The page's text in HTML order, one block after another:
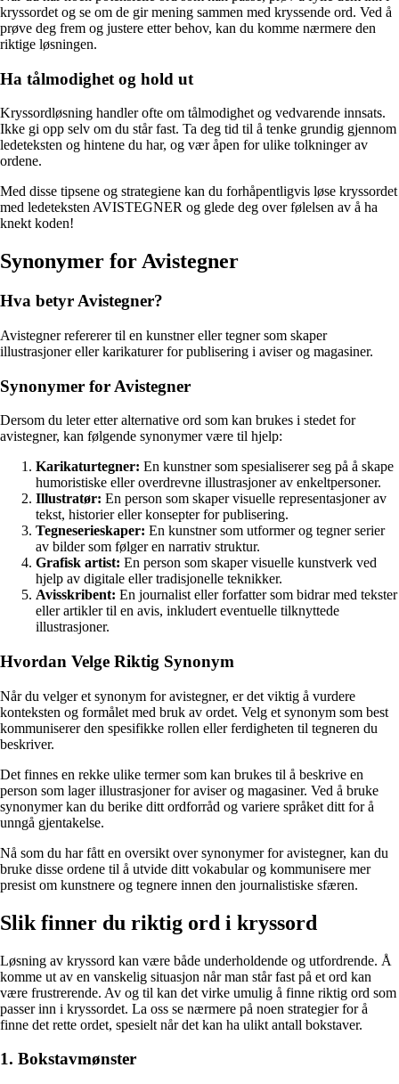
kryssordet og se om de gir mening sammen med kryssende ord. Ved å
prøve deg frem og justere etter behov, kan du komme nærmere den
riktige løsningen.
Ha tålmodighet og hold ut
Kryssordløsning handler ofte om tålmodighet og vedvarende innsats.
Ikke gi opp selv om du står fast. Ta deg tid til å tenke grundig gjennom
ledeteksten og hintene du har, og vær åpen for ulike tolkninger av
ordene.
Med disse tipsene og strategiene kan du forhåpentligvis løse kryssordet
med ledeteksten AVISTEGNER og glede deg over følelsen av å ha
knekt koden!
Synonymer for Avistegner
Hva betyr Avistegner?
Avistegner refererer til en kunstner eller tegner som skaper
illustrasjoner eller karikaturer for publisering i aviser og magasiner.
Synonymer for Avistegner
Dersom du leter etter alternative ord som kan brukes i stedet for
avistegner, kan følgende synonymer være til hjelp:
Karikaturtegner: En kunstner som spesialiserer seg på å skape
humoristiske eller overdrevne illustrasjoner av enkeltpersoner.
Illustratør: En person som skaper visuelle representasjoner av
tekst, historier eller konsepter for publisering.
Tegneserieskaper: En kunstner som utformer og tegner serier
av bilder som følger en narrativ struktur.
Grafisk artist: En person som skaper visuelle kunstverk ved
hjelp av digitale eller tradisjonelle teknikker.
Avisskribent: En journalist eller forfatter som bidrar med tekster
eller artikler til en avis, inkludert eventuelle tilknyttede
illustrasjoner.
Hvordan Velge Riktig Synonym
Når du velger et synonym for avistegner, er det viktig å vurdere
konteksten og formålet med bruk av ordet. Velg et synonym som best
kommuniserer den spesifikke rollen eller ferdigheten til tegneren du
beskriver.
Det finnes en rekke ulike termer som kan brukes til å beskrive en
person som lager illustrasjoner for aviser og magasiner. Ved å bruke
synonymer kan du berike ditt ordforråd og variere språket ditt for å
unngå gjentakelse.
Nå som du har fått en oversikt over synonymer for avistegner, kan du
bruke disse ordene til å utvide ditt vokabular og kommunisere mer
presist om kunstnere og tegnere innen den journalistiske sfæren.
Slik finner du riktig ord i kryssord
Løsning av kryssord kan være både underholdende og utfordrende. Å
komme ut av en vanskelig situasjon når man står fast på et ord kan
være frustrerende. Av og til kan det virke umulig å finne riktig ord som
passer inn i kryssordet. La oss se nærmere på noen strategier for å
finne det rette ordet, spesielt når det kan ha ulikt antall bokstaver.
1. Bokstavmønster